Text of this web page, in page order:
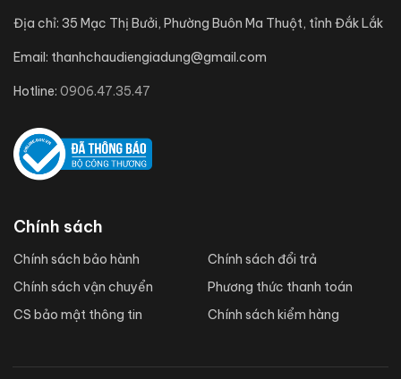
Địa chỉ: 35 Mạc Thị Bưởi, Phường Buôn Ma Thuột, tỉnh Đắk Lắk
Email: thanhchaudiengiadung@gmail.com
Hotline: 0906.47.35.47
Chính sách
Chính sách bảo hành
Chính sách vận chuyển
CS bảo mật thông tin
Chính sách đổi trả
Phương thức thanh toán
Chính sách kiểm hàng